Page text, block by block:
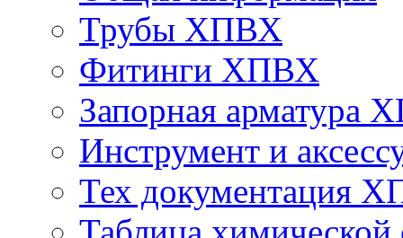
Трубы ХПВХ
Фитинги ХПВХ
Запорная арматура
Инструмент и
Тех документация